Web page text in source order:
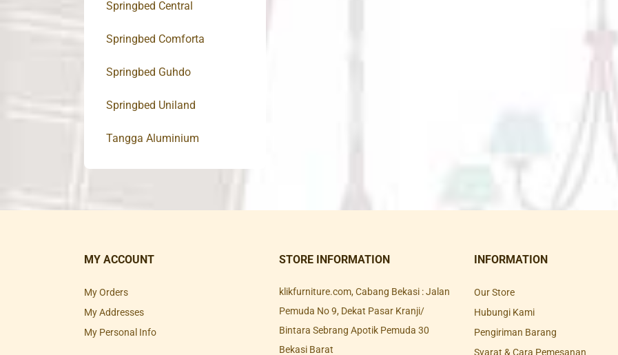
Springbed Central
Springbed Comforta
Springbed Guhdo
Springbed Uniland
Tangga Aluminium
MY ACCOUNT
My Orders
My Addresses
My Personal Info
STORE INFORMATION
klikfurniture.com, Cabang Bekasi : Jalan
Pemuda No 9, Dekat Pasar Kranji/
Bintara Sebrang Apotik Pemuda 30
Bekasi Barat
INFORMATION
Our Store
Hubungi Kami
Pengiriman Barang
Syarat & Cara Pemesanan